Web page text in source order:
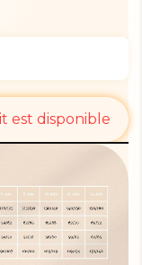
est disponible